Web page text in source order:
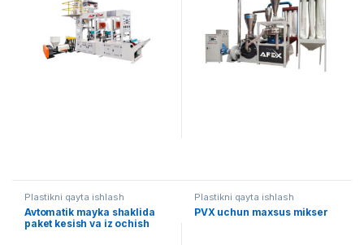
Plastikni qayta ishlash
Avtomatik mayka shaklida
paket kesish va iz ochish
Plastikni qayta ishlash
PVX uchun maxsus mikser